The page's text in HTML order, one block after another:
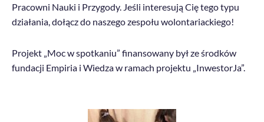
Pracowni Nauki i Przygody. Jeśli interesują Cię tego typu
działania, dołącz do naszego zespołu wolontariackiego!
Projekt „Moc w spotkaniu” finansowany był ze środków
fundacji Empiria i Wiedza w ramach projektu „InwestorJa”.